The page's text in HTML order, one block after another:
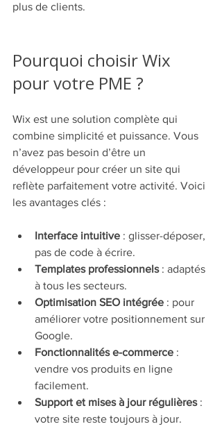
plus de clients.
Pourquoi choisir Wix
pour votre PME ?
Wix est une solution complète qui
combine simplicité et puissance. Vous
n’avez pas besoin d’être un
développeur pour créer un site qui
reflète parfaitement votre activité. Voici
les avantages clés :
Interface intuitive : glisser-déposer,
pas de code à écrire.
Templates professionnels : adaptés
à tous les secteurs.
Optimisation SEO intégrée : pour
améliorer votre positionnement sur
Google.
Fonctionnalités e-commerce :
vendre vos produits en ligne
facilement.
Support et mises à jour régulières :
votre site reste toujours à jour.